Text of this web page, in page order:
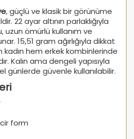
, güçlü ve klasik bir görünüme
22 ayar altının parlaklığıyla
ömürlü kullanım ve
15,51 gram ağırlığıyla dikkat
hem erkek kombinlerinde
Kalın ama dengeli yapısıyla
günlerde güvenle kullanılabilir.
form